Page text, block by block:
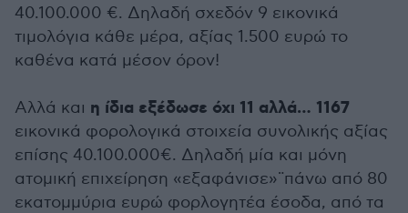
40.100.000 €. Δηλαδή σχεδόν 9 εικονικά
τιμολόγια κάθε μέρα, αξίας 1.500 ευρώ το
καθένα κατά μέσον όρον!
Αλλά και η ίδια εξέδωσε όχι 11 αλλά… 1167
εικονικά φορολογικά στοιχεία συνολικής αξίας
επίσης 40.100.000€. Δηλαδή μία και μόνη
ατομική επιχείρηση «εξαφάνισε»¨πάνω από 80
εκατομμύρια ευρώ φορλογητέα έσοδα, από τα